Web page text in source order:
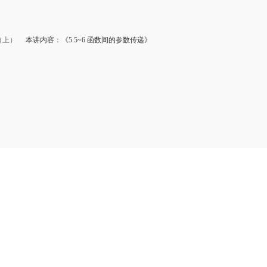
） 本讲内容：《5.5~6 函数间的参数传递》